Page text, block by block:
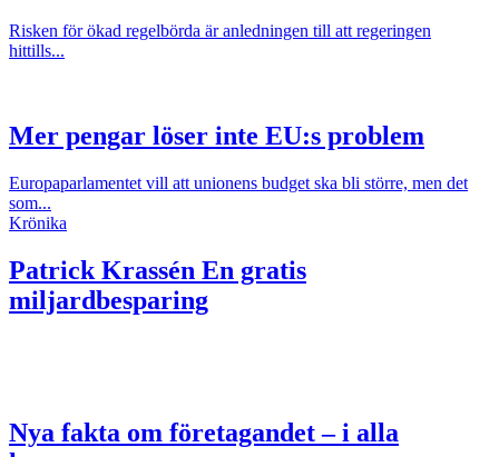
Risken för ökad regelbörda är anledningen till att regeringen
hittills...
Mer pengar löser inte EU:s problem
Europaparlamentet vill att unionens budget ska bli större, men det
som...
Krönika
Patrick Krassén En gratis
miljardbesparing
Nya fakta om företagandet – i alla